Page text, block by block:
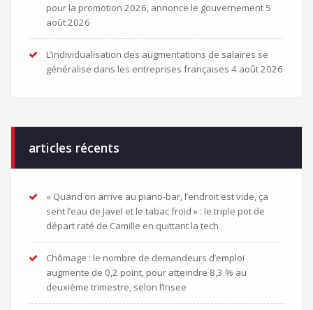
pour la promotion 2026, annonce le gouvernement 5
août 2026
L’individualisation des augmentations de salaires se
généralise dans les entreprises françaises 4 août 2026
articles récents
« Quand on arrive au piano-bar, l’endroit est vide, ça
sent l’eau de Javel et le tabac froid » : le triple pot de
départ raté de Camille en quittant la tech
Chômage : le nombre de demandeurs d’emploi
augmente de 0,2 point, pour atteindre 8,3 % au
deuxième trimestre, selon l’Insee